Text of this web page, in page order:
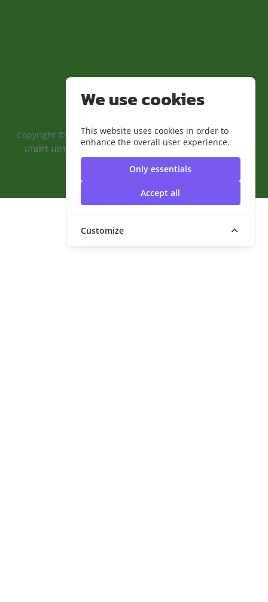
We use cookies
This website uses cookies in order to
enhance the overall user experience.
Only essentials
Accept all
Customize
Copyright ©2024 ::คณะเทคโนโลยีการเกษตรและอุตสาหกรรม
เกษตร มทร.สุวรรณภูมิ:: | มหาวิทยาลัยเทคโนโลยีราชมงคล